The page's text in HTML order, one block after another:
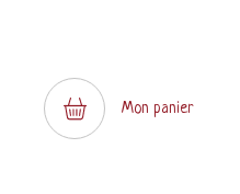
Mon panier